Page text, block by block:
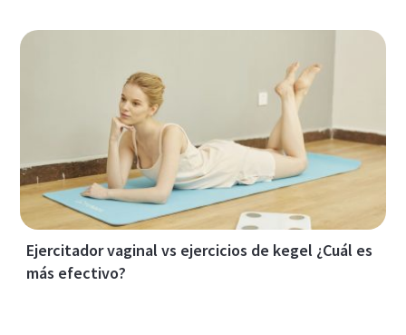
Ejercitador vaginal vs ejercicios de kegel ¿Cuál es
más efectivo?